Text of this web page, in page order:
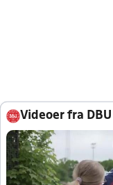
Videoer fra DBU